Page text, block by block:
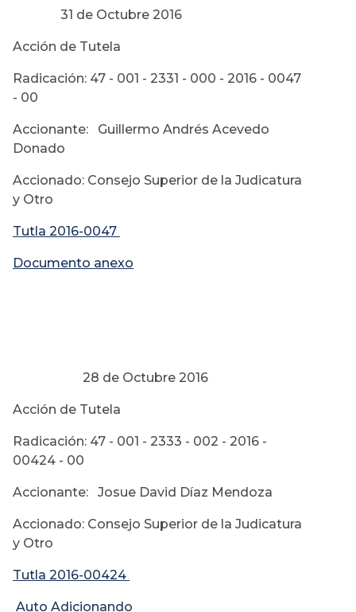
31 de Octubre 2016
Acción de Tutela
Radicación: 47 - 001 - 2331 - 000 - 2016 - 0047
- 00
Accionante: Guillermo Andrés Acevedo
Donado
Accionado: Consejo Superior de la Judicatura
y Otro
Tutla 2016-0047
Documento anexo
28 de Octubre 2016
Acción de Tutela
Radicación: 47 - 001 - 2333 - 002 - 2016 -
00424 - 00
Accionante: Josue David Díaz Mendoza
Accionado: Consejo Superior de la Judicatura
y Otro
Tutla 2016-00424
Auto Adicionando